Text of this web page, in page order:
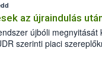
az újraindulás
újbóli megnyitását
szerinti piaci